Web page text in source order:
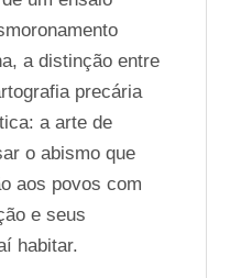
a distinção entre
precária
a arte de
o abismo que
aos povos com
e seus
habitar.